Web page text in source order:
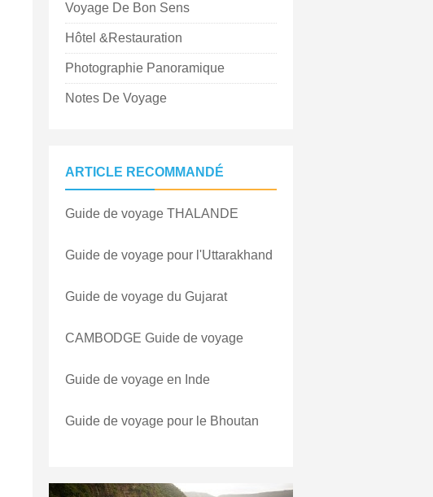
Voyage De Bon Sens
Hôtel &Restauration
Photographie Panoramique
Notes De Voyage
ARTICLE RECOMMANDÉ
Guide de voyage THALANDE
Guide de voyage pour l'Uttarakhand
Guide de voyage du Gujarat
CAMBODGE Guide de voyage
Guide de voyage en Inde
Guide de voyage pour le Bhoutan